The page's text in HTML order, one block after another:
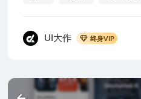
UI大作 终身VIP